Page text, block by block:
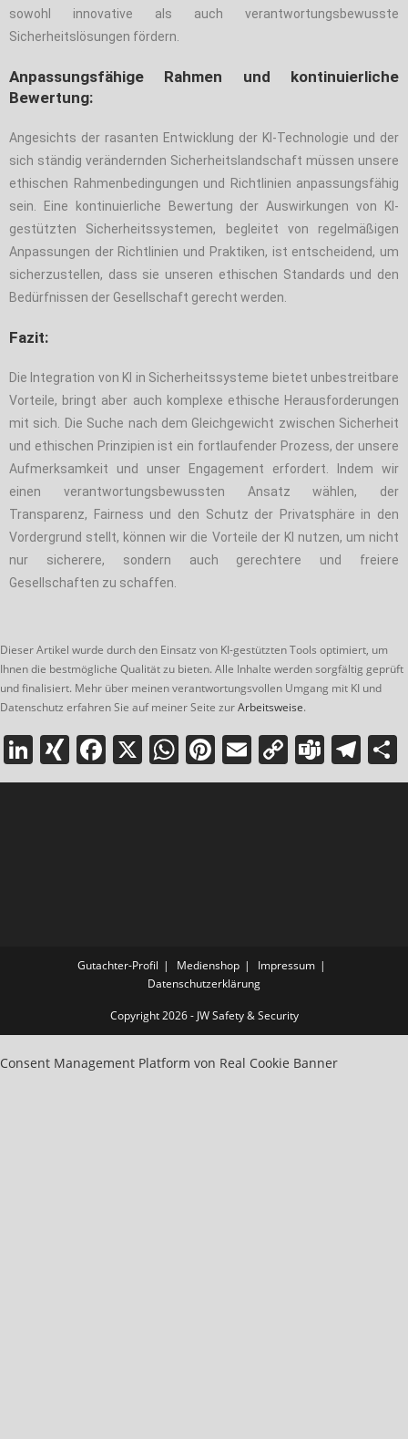
sowohl innovative als auch verantwortungsbewusste
Sicherheitslösungen fördern.
Anpassungsfähige Rahmen und kontinuierliche
Bewertung:
Angesichts der rasanten Entwicklung der KI-Technologie und der
sich ständig verändernden Sicherheitslandschaft müssen unsere
ethischen Rahmenbedingungen und Richtlinien anpassungsfähig
sein. Eine kontinuierliche Bewertung der Auswirkungen von KI-
gestützten Sicherheitssystemen, begleitet von regelmäßigen
Anpassungen der Richtlinien und Praktiken, ist entscheidend, um
sicherzustellen, dass sie unseren ethischen Standards und den
Bedürfnissen der Gesellschaft gerecht werden.
Fazit:
Die Integration von KI in Sicherheitssysteme bietet unbestreitbare
Vorteile, bringt aber auch komplexe ethische Herausforderungen
mit sich. Die Suche nach dem Gleichgewicht zwischen Sicherheit
und ethischen Prinzipien ist ein fortlaufender Prozess, der unsere
Aufmerksamkeit und unser Engagement erfordert. Indem wir
einen verantwortungsbewussten Ansatz wählen, der
Transparenz, Fairness und den Schutz der Privatsphäre in den
Vordergrund stellt, können wir die Vorteile der KI nutzen, um nicht
nur sicherere, sondern auch gerechtere und freiere
Gesellschaften zu schaffen.
Dieser Artikel wurde durch den Einsatz von KI-gestützten Tools optimiert, um
Ihnen die bestmögliche Qualität zu bieten. Alle Inhalte werden sorgfältig geprüft
und finalisiert. Mehr über meinen verantwortungsvollen Umgang mit KI und
Datenschutz erfahren Sie auf meiner Seite zurArbeitsweise.
Li
n
XI
N
F
a
k
X W
h
Pi
nt
E
m
C
o
T
e
T
el
Gutachter-Profil Medienshop
Impressum
Datenschutzerklärung
Copyright 2026 - JW Safety & Security
Consent Management Platform von Real Cookie Banner